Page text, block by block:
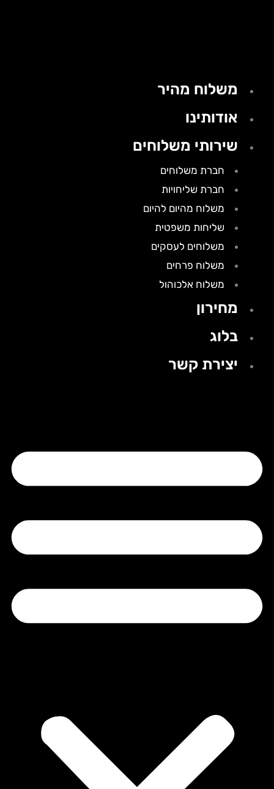
משלוח מהיר
אודותינו
שירותי משלוחים
חברת משלוחים
חברת שליחויות
משלוח מהיום להיום
שליחות משפטית
משלוחים לעסקים
משלוח פרחים
משלוח אלכוהול
מחירון
בלוג
יצירת קשר